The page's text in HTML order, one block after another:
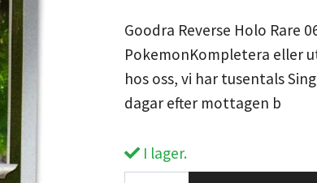
Goodra Reverse Holo Rare
PokemonKompletera eller
hos oss, vi har tusentals
dagar efter mottagen b
I lager.